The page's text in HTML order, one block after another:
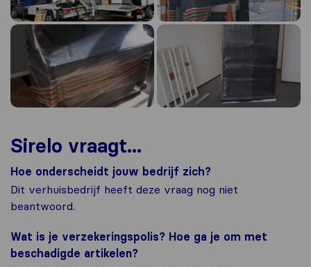
Sirelo vraagt...
Hoe onderscheidt jouw bedrijf zich?
Dit verhuisbedrijf heeft deze vraag nog niet
beantwoord.
Wat is je verzekeringspolis? Hoe ga je om met
beschadigde artikelen?